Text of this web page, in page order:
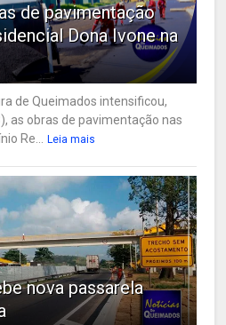
de pavimentação
Dona Ivone na
de Queimados intensificou,
as obras de pavimentação nas
Re...
Leia mais
nova passarela